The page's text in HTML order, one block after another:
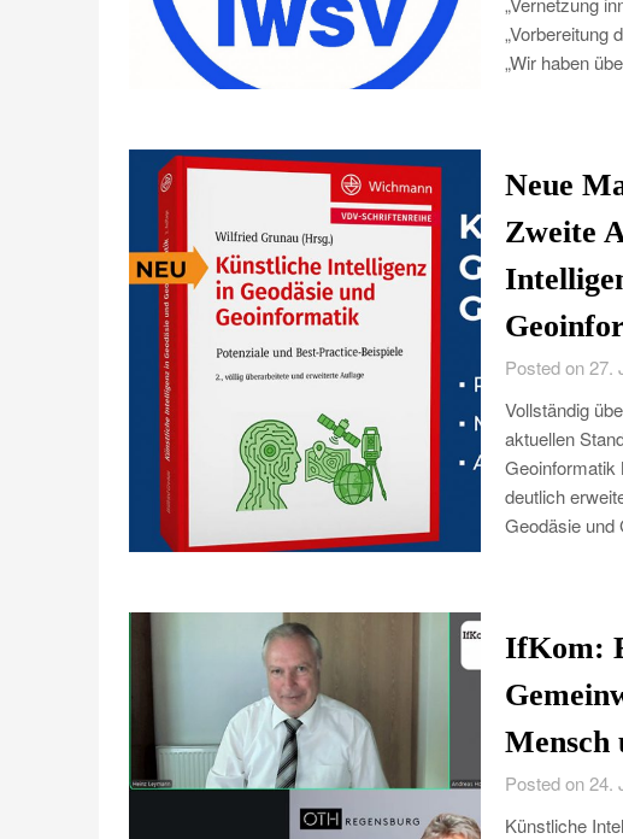
„Vorbereitung
„Wir haben
Neue
Zweite
Posted on 27.
Vollständig
aktuellen
Geoinformatik
deutlich
Geodäsie
IfKom:
Mensch
Posted on 24.
Künstliche